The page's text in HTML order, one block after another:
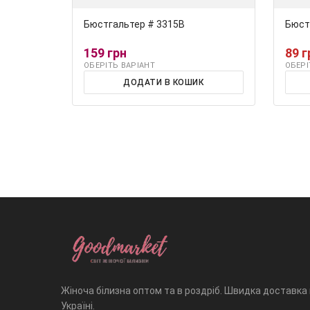
Бюстгальтер # 3315В
159 грн
ОБЕРІТЬ ВАРІАНТ
ДОДАТИ В КОШИК
89
Жіноча білизна оптом та в роздріб. Швидка доставка
Україні.